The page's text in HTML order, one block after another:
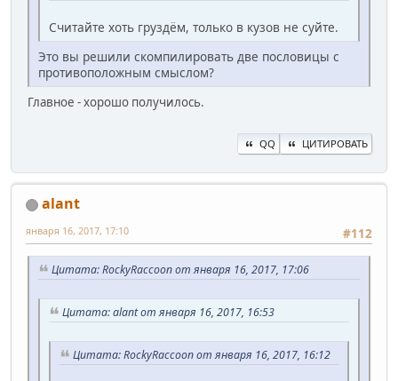
Считайте хоть груздём, только в кузов не суйте.
Это вы решили скомпилировать две пословицы с
противоположным смыслом?
Главное - хорошо получилось.
QQ ЦИТИРОВАТЬ
alant
#112
января 16, 2017, 17:10
Цитата: RockyRaccoon от января 16, 2017, 17:06
Цитата: alant от января 16, 2017, 16:53
Цитата: RockyRaccoon от января 16, 2017, 16:12